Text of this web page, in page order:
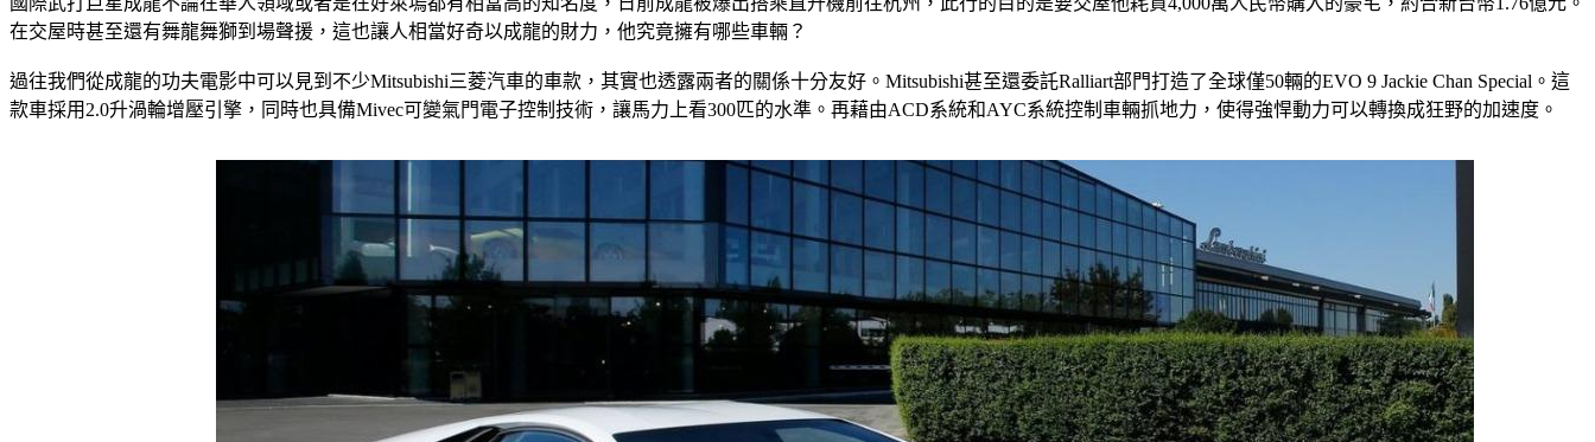
在交屋時甚至還有舞龍舞獅到場聲援，這也讓人相當好奇以成龍的財力，他究竟擁有哪些車輛？
過往我們從成龍的功夫電影中可以見到不少Mitsubishi三菱汽車的車款，其實也透露兩者的關係十分友好。Mitsubishi甚至還委託Ralliart部門打造了全球僅50輛的EVO 9 Jackie Chan Special。這
款車採用2.0升渦輪增壓引擎，同時也具備Mivec可變氣門電子控制技術，讓馬力上看300匹的水準。再藉由ACD系統和AYC系統控制車輛抓地力，使得強悍動力可以轉換成狂野的加速度。